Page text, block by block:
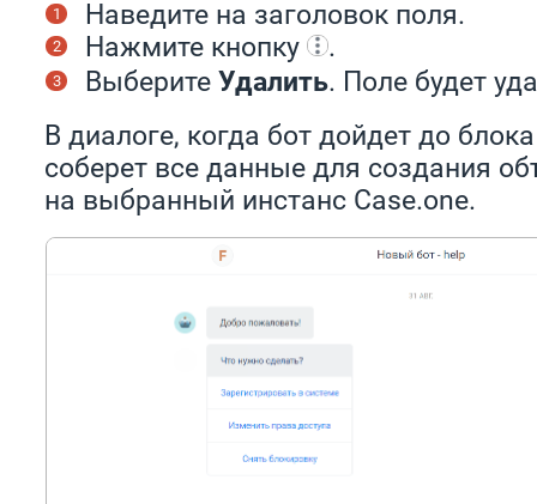
Наведите на заголовок поля.
Нажмите кнопку
.
Выберите Удалить. Поле будет
В диалоге, когда бот дойдет до
соберет все данные для создания
на выбранный инстанс Case.one.